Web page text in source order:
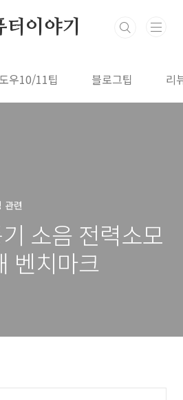
이야기
우10/11팁 블로그팁 리
관련
소음 전력소모
벤치마크